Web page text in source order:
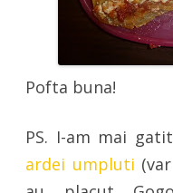
Pofta buna!
PS. I-am mai
ardei umpluti